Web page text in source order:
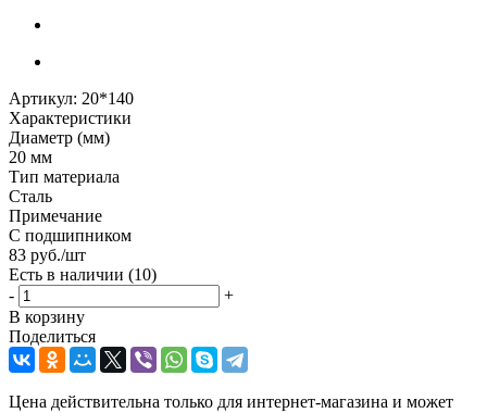
Артикул: 20*140
Характеристики
Диаметр (мм)
20 мм
Тип материала
Сталь
Примечание
С подшипником
83 руб./шт
Есть в наличии (10)
-
+
В корзину
Поделиться
Цена действительна только для интернет-магазина и может